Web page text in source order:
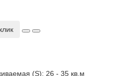
(S): 26 - 35 кв.м